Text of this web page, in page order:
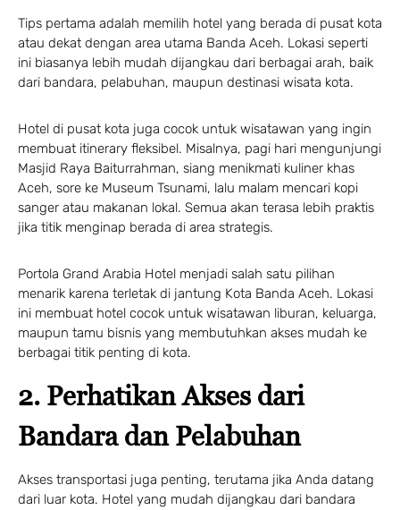
Tips pertama adalah memilih hotel yang berada di pusat kota
atau dekat dengan area utama Banda Aceh. Lokasi seperti
ini biasanya lebih mudah dijangkau dari berbagai arah, baik
dari bandara, pelabuhan, maupun destinasi wisata kota.
Hotel di pusat kota juga cocok untuk wisatawan yang ingin
membuat itinerary fleksibel. Misalnya, pagi hari mengunjungi
Masjid Raya Baiturrahman, siang menikmati kuliner khas
Aceh, sore ke Museum Tsunami, lalu malam mencari kopi
sanger atau makanan lokal. Semua akan terasa lebih praktis
jika titik menginap berada di area strategis.
Portola Grand Arabia Hotel menjadi salah satu pilihan
menarik karena terletak di jantung Kota Banda Aceh. Lokasi
ini membuat hotel cocok untuk wisatawan liburan, keluarga,
maupun tamu bisnis yang membutuhkan akses mudah ke
berbagai titik penting di kota.
2. Perhatikan Akses dari
Bandara dan Pelabuhan
Akses transportasi juga penting, terutama jika Anda datang
dari luar kota. Hotel yang mudah dijangkau dari bandara